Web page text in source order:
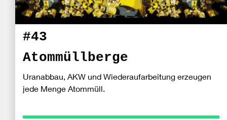
#43
Atommüllberge
Uranabbau, AKW und Wiederaufarbeitung erzeugen
jede Menge Atommüll.